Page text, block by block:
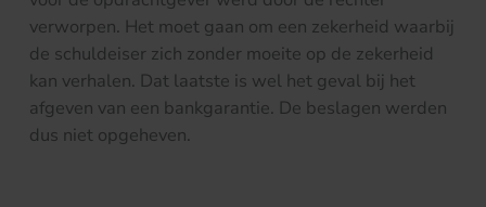
verworpen. Het moet gaan om een zekerheid waarbij
de schuldeiser zich zonder moeite op de zekerheid
kan verhalen. Dat laatste is wel het geval bij het
afgeven van een bankgarantie. De beslagen werden
dus niet opgeheven.